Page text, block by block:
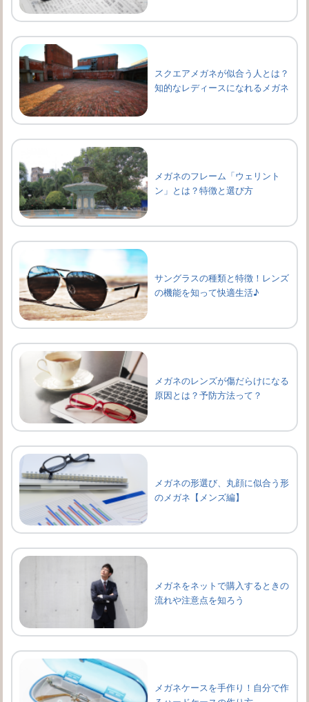
スクエアメガネが似合う人とは？
知的なレディースになれるメガネ
メガネのフレーム「ウェリント
ン」とは？特徴と選び方
サングラスの種類と特徴！レンズ
の機能を知って快適生活♪
メガネのレンズが傷だらけになる
原因とは？予防方法って？
メガネの形選び、丸顔に似合う形
のメガネ【メンズ編】
メガネをネットで購入するときの
流れや注意点を知ろう
メガネケースを手作り！自分で作